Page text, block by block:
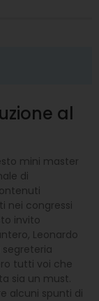
al
mini master
di
nei congressi
invito
Leonardo
tutti voi che
sia un must.
alcuni spunti di